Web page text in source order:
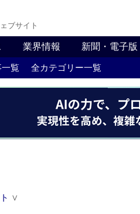
ブサイト
業界情報 新聞・電子版
一覧 全カテゴリー一覧
∨